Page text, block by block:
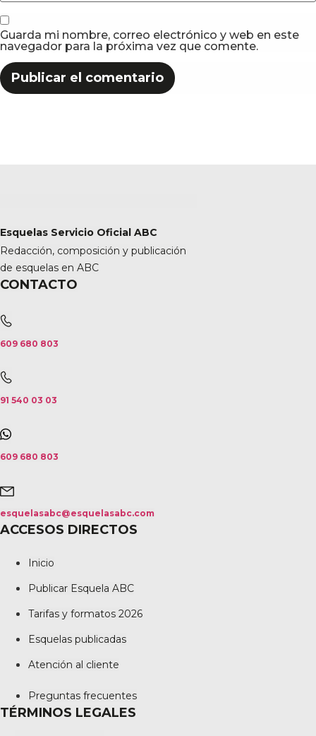
Guarda mi nombre, correo electrónico y web en este
navegador para la próxima vez que comente.
Esquelas Servicio Oficial ABC
Redacción, composición y publicación
de esquelas en ABC
CONTACTO
609 680 803
91 540 03 03
609 680 803
esquelasabc@esquelasabc.com
ACCESOS DIRECTOS
Inicio
Publicar Esquela ABC
Tarifas y formatos 2026
Esquelas publicadas
Atención al cliente
Preguntas frecuentes
TÉRMINOS LEGALES